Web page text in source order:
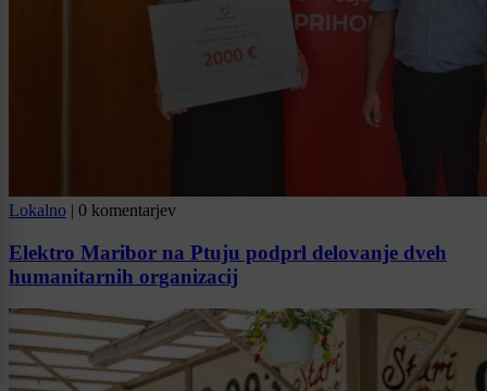
Lokalno | 0 komentarjev
Elektro Maribor na Ptuju podprl delovanje dveh
humanitarnih organizacij